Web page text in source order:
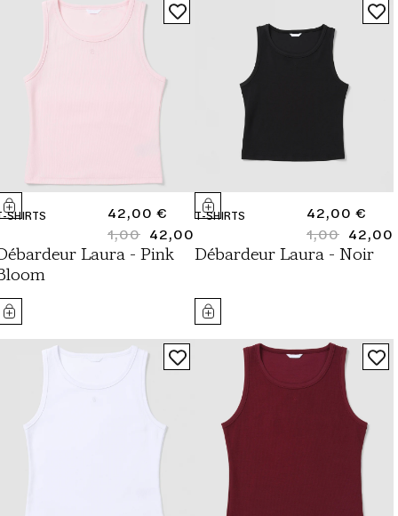
SHIRTS
Laura - Pink
PRIX
NORMAL
42,00 €
PRIX
NORMAL
1,00
PRIX
SOLDÉ
42,00
T-SHIRTS
Débardeur Laura - Noir
PRIX
NORMAL
42,00 €
PRIX
NORMAL
1,00
PRIX
SOLDÉ
42,00